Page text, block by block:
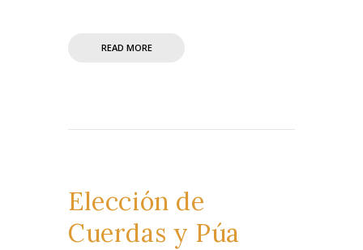
READ MORE
Elección de
Cuerdas y Púa